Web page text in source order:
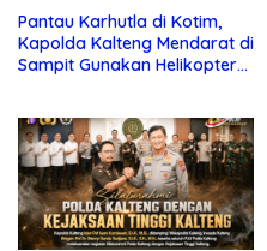
Pantau Karhutla di Kotim,
Kapolda Kalteng Mendarat di
Sampit Gunakan Helikopter